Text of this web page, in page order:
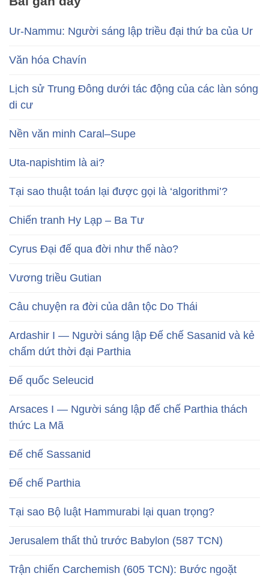
Ur-Nammu: Người sáng lập triều đại thứ ba của Ur
Văn hóa Chavín
Lịch sử Trung Đông dưới tác động của các làn sóng
di cư
Nền văn minh Caral–Supe
Uta-napishtim là ai?
Tại sao thuật toán lại được gọi là ‘algorithmi’?
Chiến tranh Hy Lạp – Ba Tư
Cyrus Đại đế qua đời như thế nào?
Vương triều Gutian
Câu chuyện ra đời của dân tộc Do Thái
Ardashir I — Người sáng lập Đế chế Sasanid và kẻ
chấm dứt thời đại Parthia
Đế quốc Seleucid
Arsaces I — Người sáng lập đế chế Parthia thách
thức La Mã
Đế chế Sassanid
Đế chế Parthia
Tại sao Bộ luật Hammurabi lại quan trọng?
Jerusalem thất thủ trước Babylon (587 TCN)
Trận chiến Carchemish (605 TCN): Bước ngoặt